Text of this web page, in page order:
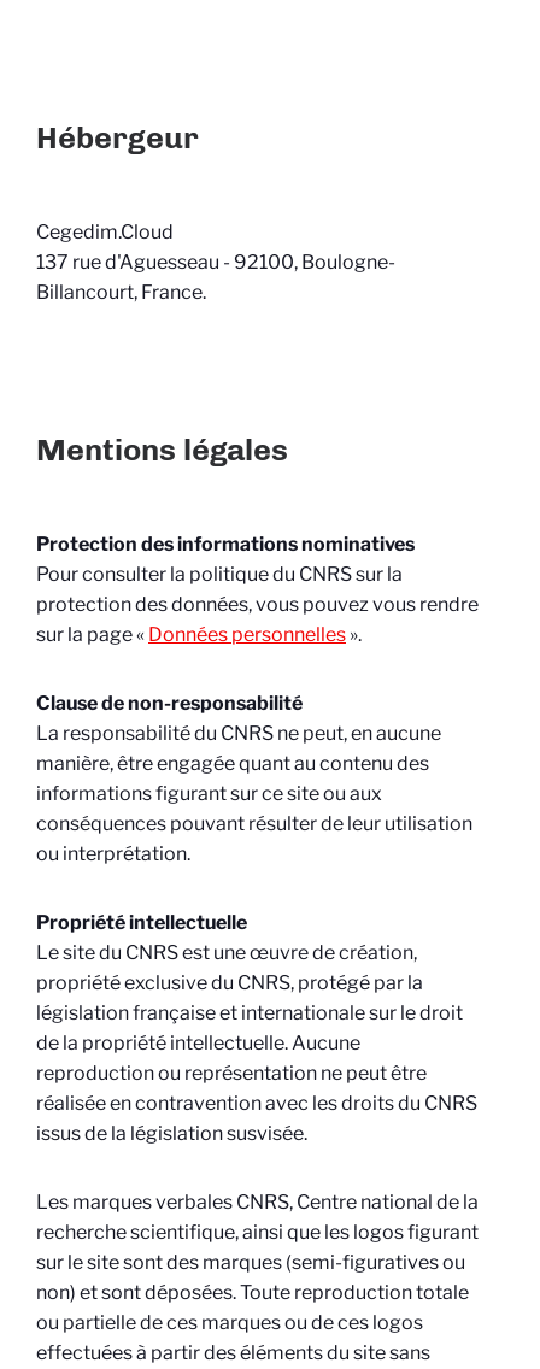
Hébergeur
Cegedim.Cloud
137 rue d'Aguesseau - 92100, Boulogne-
Billancourt, France.
Mentions légales
Protection des informations nominatives
Pour consulter la politique du CNRS sur la
protection des données, vous pouvez vous rendre
sur la page « Données personnelles ».
Clause de non-responsabilité
La responsabilité du CNRS ne peut, en aucune
manière, être engagée quant au contenu des
informations figurant sur ce site ou aux
conséquences pouvant résulter de leur utilisation
ou interprétation.
Propriété intellectuelle
Le site du CNRS est une œuvre de création,
propriété exclusive du CNRS, protégé par la
législation française et internationale sur le droit
de la propriété intellectuelle. Aucune
reproduction ou représentation ne peut être
réalisée en contravention avec les droits du CNRS
issus de la législation susvisée.
Les marques verbales CNRS, Centre national de la
recherche scientifique, ainsi que les logos figurant
sur le site sont des marques (semi-figuratives ou
non) et sont déposées. Toute reproduction totale
ou partielle de ces marques ou de ces logos
effectuées à partir des éléments du site sans